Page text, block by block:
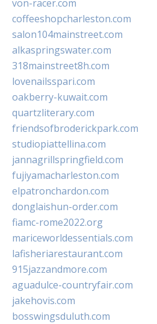
von-racer.com
coffeeshopcharleston.com
salon104mainstreet.com
alkaspringswater.com
318mainstreet8h.com
lovenailsspari.com
oakberry-kuwait.com
quartzliterary.com
friendsofbroderickpark.com
studiopiattellina.com
jannagrillspringfield.com
fujiyamacharleston.com
elpatronchardon.com
donglaishun-order.com
fiamc-rome2022.org
mariceworldessentials.com
lafisheriarestaurant.com
915jazzandmore.com
aguadulce-countryfair.com
jakehovis.com
bosswingsduluth.com